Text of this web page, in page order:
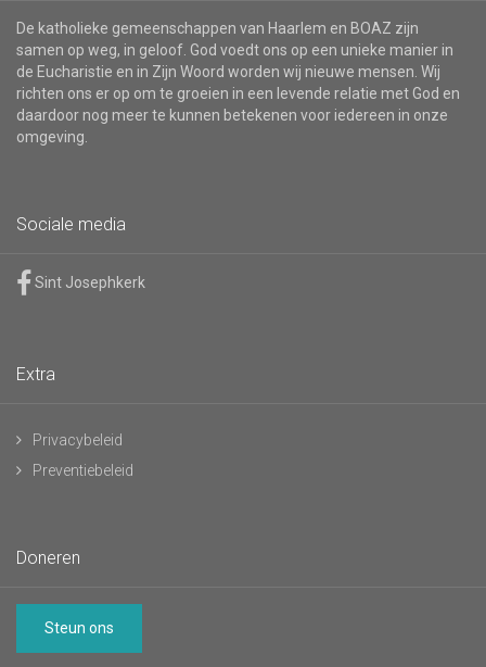
De katholieke gemeenschappen van Haarlem en BOAZ zijn
samen op weg, in geloof. God voedt ons op een unieke manier in
de Eucharistie en in Zijn Woord worden wij nieuwe mensen. Wij
richten ons er op om te groeien in een levende relatie met God en
daardoor nog meer te kunnen betekenen voor iedereen in onze
omgeving.
Sociale media
Sint Josephkerk
Extra
Privacybeleid
Preventiebeleid
Doneren
Steun ons